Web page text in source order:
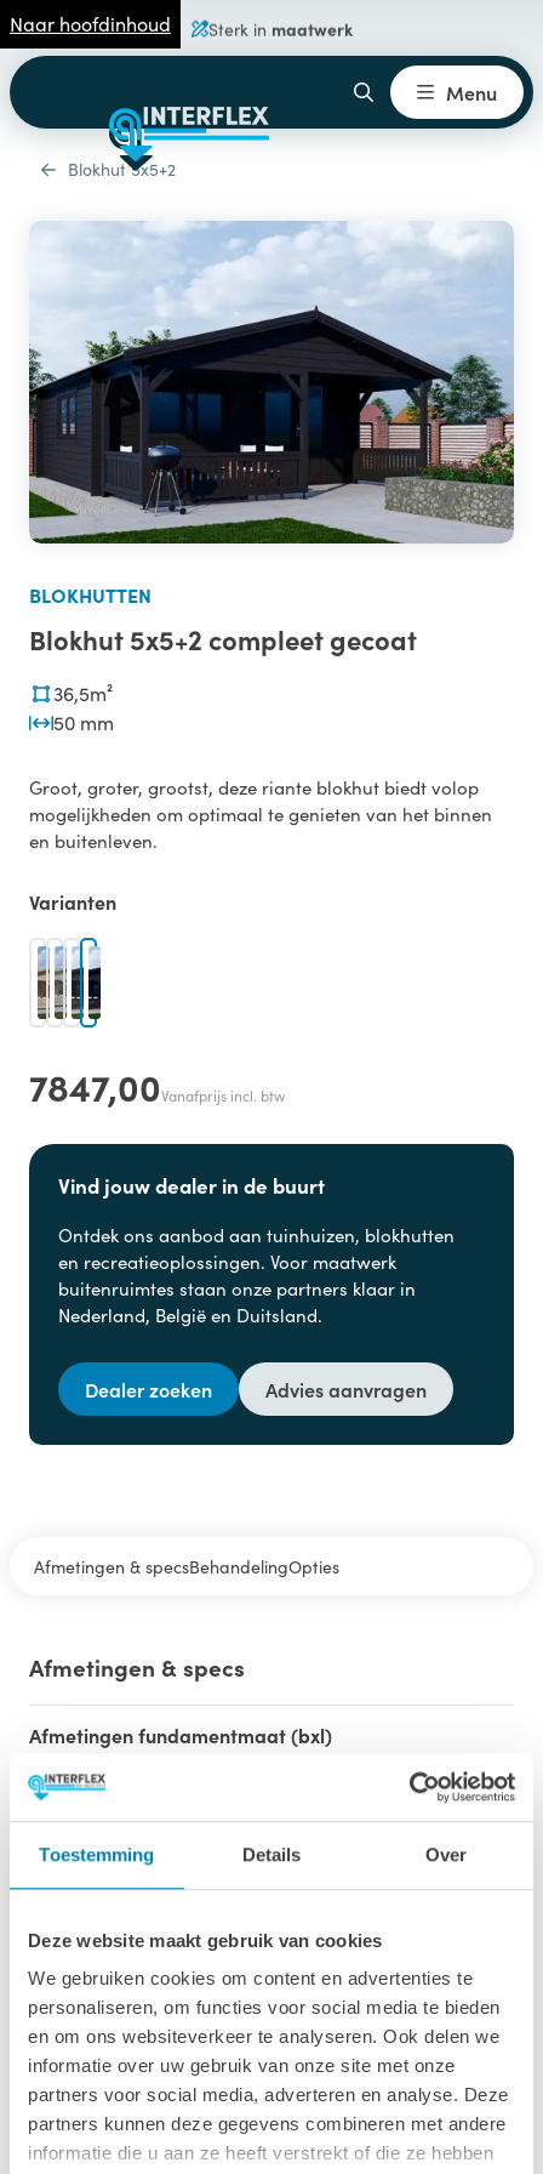
Toestemming Details Over
Deze website maakt gebruik van cookies
We gebruiken cookies om content en advertenties te
personaliseren, om functies voor social media te bieden
en om ons websiteverkeer te analyseren. Ook delen we
informatie over uw gebruik van onze site met onze
partners voor social media, adverteren en analyse. Deze
partners kunnen deze gegevens combineren met andere
informatie die u aan ze heeft verstrekt of die ze hebben
Naar hoofdinhoud Sterk in maatwerk
Menu
Blokhut 5x5+2
BLOKHUTTEN
Blokhut 5x5+2 compleet gecoat
36,5m²
50 mm
Groot, groter, grootst, deze riante blokhut biedt volop
mogelijkheden om optimaal te genieten van het binnen
en buitenleven.
Varianten
7847,00Vanafprijs incl. btw
Vind jouw dealer in de buurt
Ontdek ons aanbod aan tuinhuizen, blokhutten
en recreatieoplossingen. Voor maatwerk
buitenruimtes staan onze partners klaar in
Nederland, België en Duitsland.
Dealer zoeken Advies aanvragen
Afmetingen & specsBehandelingOpties
Afmetingen & specs
Afmetingen fundamentmaat (bxl)
Afmetingen inclusief oren (bxl)
540 x 745 cm
36,5
Wandhoogte & nokhoogte
208 cm / 280 cm
Wanddikte
50 mm
Luifel